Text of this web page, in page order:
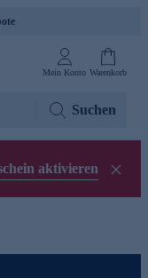
Mein Konto Warenkorb
Suchen
aktivieren